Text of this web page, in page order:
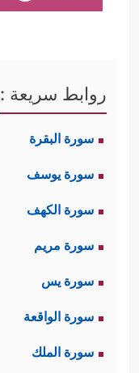
روابط سريعة :
سورة البقرة
سورة يوسف
سورة الكهف
سورة مريم
سورة يس
سورة الواقعة
سورة الملك